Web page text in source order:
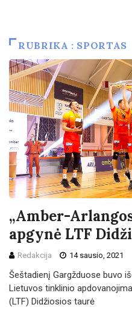
RUBRIKA : SPORTAS
„Amber-
apgynė LTF
Redakcija 14 sausio, 2021
Šeštadienį Gargžduose buvo
Lietuvos tinklinio
(LTF) Didžiosios taurė